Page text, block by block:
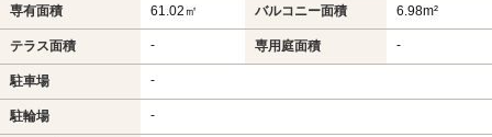
専有面積 61.02㎡ バルコニー面積 6.98m²
テラス面積 - 専用庭面積 -
駐車場 -
駐輪場 -